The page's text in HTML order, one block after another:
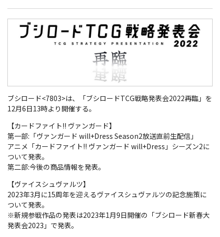
ブシロード<7803>は、「ブシロードTCG戦略発表会2022再臨」を
12月6日13時より開催する。
【カードファイト!! ヴァンガード】
第一部:「ヴァンガード will+Dress Season2放送直前生配信」
アニメ「カードファイト!! ヴァンガード will+Dress」シーズン2に
ついて発表。
第二部:今後の商品情報を発表。
【ヴァイスシュヴァルツ】
2023年3月に15周年を迎えるヴァイスシュヴァルツの記念施策に
ついて発表。
※新規参戦作品の発表は2023年1月9日開催の「ブシロード新春大
発表会2023」で発表。